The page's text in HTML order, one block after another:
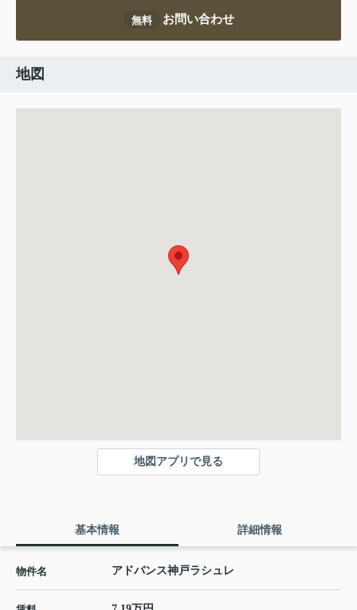
無料 お問い合わせ
地図
地図アプリで見る
基本情報 詳細情報
物件名 アドバンス神戸ラシュレ